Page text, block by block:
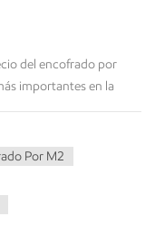
frecuentes. Encofrado de plástico Análisis de costosLos encofrados de plástico, ligeros, duraderos, altamente reutilizables y fáciles de limpiar, están ganando popularidad en la construcción moderna. Cada metro cuadrado cuesta entre 70 y 130 dólares. A continuación, se presenta un análisis detallado del costo de los encofrados de plástico:1. Costo del materialLos encofrados de plástico utilizan plástico de alto rendimiento, y el coste del material suele ser de entre 50 y 90 dólares por metro cuadrado.2. Costos laboralesEl encofrado de plástico está diseñado como un conjunto modular, ligero y fácil de instalar y desmontar, por lo que el coste de mano de obra es bajo, generalmente entre 6 y 10 dólares por metro cuadrado. En comparación con el encofrado de madera y el de acero, el tiempo de construcción se reduce significativamente, lo que disminuye aún más los costes laborales.3. Gastos de envíoEl encofrado plástico es ligero, fácil de apilar y ocupa poco espacio, por lo que el coste de transporte es bajo, generalmente entre 3 y 5 dólares por metro cuadrado. Para proyectos de transporte a larga distancia, su ligereza supone una ventaja significativa.4. Costes de almacenamientoLa resistencia a la intemperie y a la corrosión de los encofrados de plástico reduce su coste de almacenamiento, generalmente entre 2 y 3 dólares por metro cuadrado. Incluso en condiciones de almacenamiento al aire libre, su rendimiento no se ve afectado significativamente y no se requieren medidas especiales de gestión del almacenamiento.6. Tasa de reutilizaciónLos encofrados de plástico suelen poder utilizarse más de 100 veces. En comparación con otros tipos de encofrado, su coste a largo plazo se reduce significativamente, lo que los hace especialmente adecuados para proyectos de construcción que requieren montaje y desmontaje frecuentes o a largo plazo.7. Escenarios aplicablesProyectos de pequeña y mediana envergadura, como edificios residenciales y edificios industriales.Proyectos a largo plazo, especialmente aquellos que requieren el desmontaje y montaje frecuentes de plantillas. Cómo elegir el encofrado adecuado En la construcción, la elección del encofrado juega un papel fundamental en la calidad, la eficiencia y el costo del proyecto. Existen diferentes tipos de encofrado que se adaptan a distintas necesidades constructivas. Al elegirlo, es necesario considerar los siguientes factores:Tamaño y tipo de proyectoPresupuesto del proyectoRequisitos de reutilizaciónCondiciones de construcciónRequisitos de duraciónCondiciones de almacenamiento y transporteConsideraciones medioambientales y de sostenibilidad Al elegir el encofrado, conviene combinar los requisitos del proyecto, el presupuesto y las condiciones de construcción para maximizar la eficiencia y la rentabilidad. Para proyectos pequeños, se puede optar por encofrados de madera o plástico, mientras que para proyectos grandes son más adecuados los de acero o aluminio. Al optimizar la selección del encofrado, no solo se reduce eficazmente el coste por metro cuadrado, sino que también se mejora la eficiencia de la construcción y se garantiza la economía y la sostenibilidad del pr
Por M2